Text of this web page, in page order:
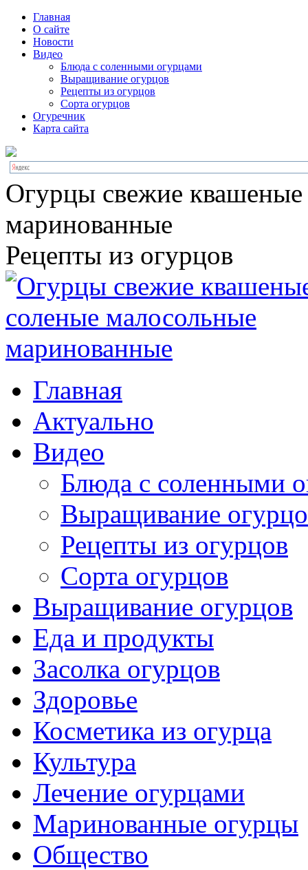
Главная
О сайте
Новости
Видео
Блюда с соленными огурцами
Выращивание огурцов
Рецепты из огурцов
Сорта огурцов
Огуречник
Карта сайта
Огурцы свежие
маринованные
Рецепты из огурцов
Главная
Актуально
Видео
Блюда с соленными
Выращивание
Рецепты из огурцов
Сорта огурцов
Выращивание огурцов
Еда и продукты
Засолка огурцов
Здоровье
Косметика из огурца
Культура
Лечение огурцами
Маринованные огурцы
Общество